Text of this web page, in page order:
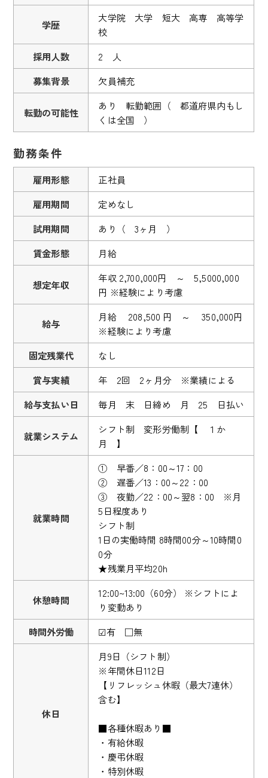
学歴
大学院 大学 短大 高専 高等学
校
採用人数
2 人
募集背景
欠員補充
転勤の可能性
あり 転勤範囲（ 都道府県内もし
くは全国 ）
勤務条件
雇用形態
正社員
雇用期間
定めなし
試用期間
あり（ 3ヶ月 ）
賃金形態
月給
想定年収
年収 2,700,000円 ～ 5,5000,000
円 ※経験により考慮
給与
月給 208,500 円 ～ 350,000円
※経験により考慮
固定残業代
なし
賞与実績
年 2回 2ヶ月分 ※業績による
給与支払い日
毎月 末 日締め 月 25 日払い
就業システム
シフト制 変形労働制【 １か
月 】
就業時間
① 早番／8：00～17：00
② 遅番／13：00～22：00
③ 夜勤／22：00～翌8：00 ※月
5日程度あり
シフト制
1日の実働時間 8時間00分～10時間0
0分
★残業月平均20h
休憩時間
12:00~13:00（60分） ※シフトによ
り変動あり
時間外労働
☑有 □無
休日
月9日（シフト制）
※年間休日112日
【リフレッシュ休暇（最大7連休）
含む】
■各種休暇あり■
・有給休暇
・慶弔休暇
・特別休暇